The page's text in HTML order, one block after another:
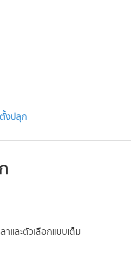
งปลุก
และตัวเลือกแบบเต็ม